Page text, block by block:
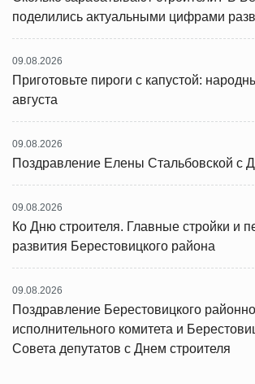
поделились актуальными цифрами
09.08.2026
Приготовьте пироги с капустой:
августа
09.08.2026
Поздравление Елены Стальбовской с
09.08.2026
Ко Дню строителя. Главные стройки и
развития Берестовицкого района
09.08.2026
Поздравление Берестовицкого
исполнительного комитета и
Совета депутатов с Днем строителя